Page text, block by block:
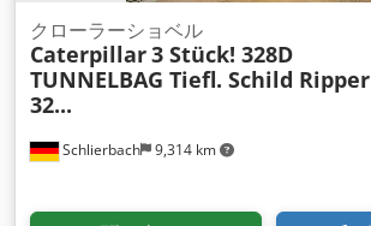
Schlierbach 9,314 km
クローラーショベル
Caterpillar3 Stück! 328D
TUNNELBAG Tiefl. Schild Ripper
32...